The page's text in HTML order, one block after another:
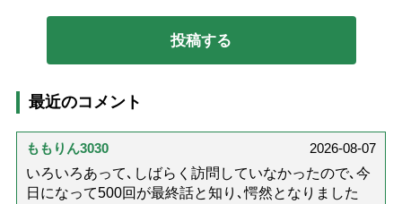
最近のコメント
ももりん3030
2026-08-07
いろいろあって､しばらく訪問していなかったので､今
日になって500回が最終話と知り､愕然となりました